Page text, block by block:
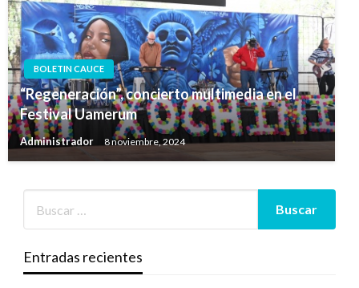
BOLETIN CAUCE
“Regeneración”, concierto multimedia en el
Festival Uamerum
Administrador 8 noviembre, 2024
Entradas recientes